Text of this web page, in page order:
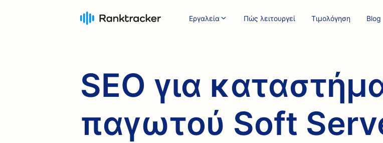
Εργαλεία Πώς λειτουργεί Τιμολόγηση Blog
SEO για
παγωτού Soft